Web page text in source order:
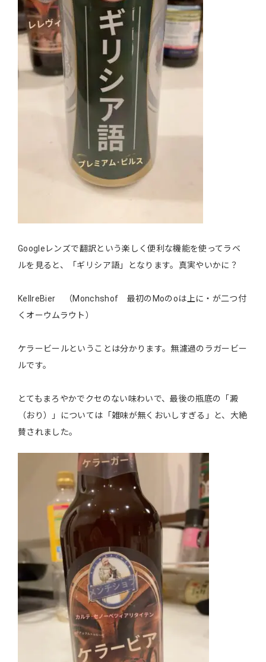
Googleレンズで翻訳という楽しく便利な機能を使ってラベ
ルを見ると、「ギリシア語」となります。真実やいかに？
KellreBier （Monchshof 最初のMoのoは上に・が二つ付
くオーウムラウト）
ケラービールということは分かります。無濾過のラガービー
ルです。
とてもまろやかでクセのない味わいで、最後の瓶底の「澱
（おり）」については「雑味が無くおいしすぎる」と、大絶
賛されました。